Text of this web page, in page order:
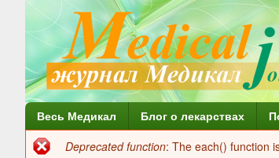
Г
л
Весь Медикал Блог о лекарствах
Deprecated function: The each() function